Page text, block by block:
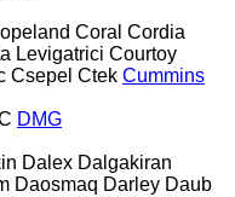
Coral Cordia
Levigatrici Courtoy
Csepel Ctek Cummins
DMG
Dalex Dalgakiran
Daosmaq Darley Daub